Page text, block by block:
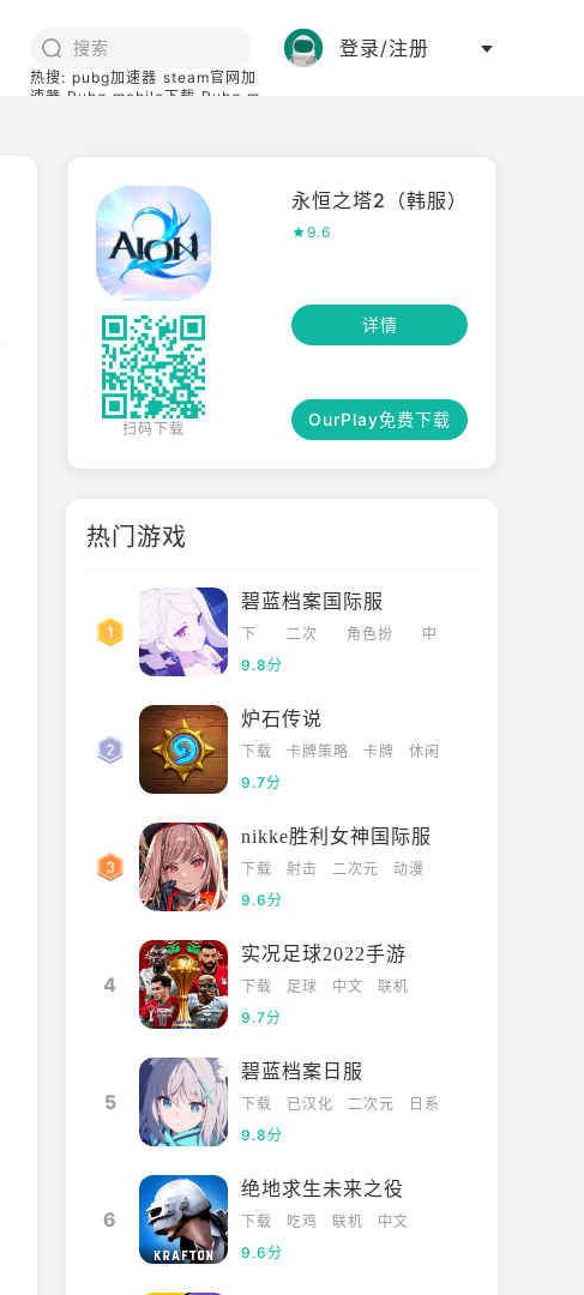
热搜: pubg加速器 steam官网加
速器 Pubg mobile下载 Pubg m
登录/注册
扫码下载
永恒之塔2（韩服）
9.6
详情
OurPlay免费下载
热门游戏
碧蓝档案国际服
下
载
二次
角色扮
中
9.8分
炉石传说
下载 卡牌策略 卡牌
休闲
9.7分
nikke胜利女神国际服
下载 射击 二次元
动漫
9.6分
4
实况足球2022手游
下载 足球 中文
联机
9.7分
5
碧蓝档案日服
下载 已汉化 二次元
日系
9.8分
6
绝地求生未来之役
下载 吃鸡 联机
中文
9.6分